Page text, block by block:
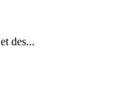
des...